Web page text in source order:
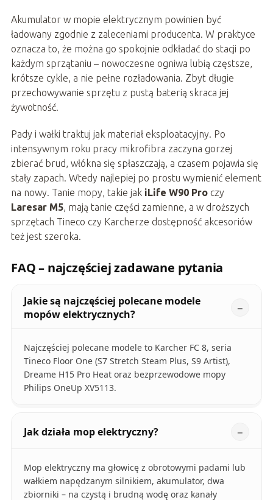
Akumulator w mopie elektrycznym powinien być
ładowany zgodnie z zaleceniami producenta. W praktyce
oznacza to, że można go spokojnie odkładać do stacji po
każdym sprzątaniu – nowoczesne ogniwa lubią częstsze,
krótsze cykle, a nie pełne rozładowania. Zbyt długie
przechowywanie sprzętu z pustą baterią skraca jej
żywotność.
Pady i wałki traktuj jak materiał eksploatacyjny. Po
intensywnym roku pracy mikrofibra zaczyna gorzej
zbierać brud, włókna się spłaszczają, a czasem pojawia się
stały zapach. Wtedy najlepiej po prostu wymienić element
na nowy. Tanie mopy, takie jak iLife W90 Proczy
Laresar M5, mają tanie części zamienne, a w droższych
sprzętach Tineco czy Karcherze dostępność akcesoriów
też jest szeroka.
FAQ – najczęściej zadawane pytania
Jakie są najczęściej polecane modele
mopów elektrycznych?
Najczęściej polecane modele to Karcher FC 8, seria
Tineco Floor One (S7 Stretch Steam Plus, S9 Artist),
Dreame H15 Pro Heat oraz bezprzewodowe mopy
Philips OneUp XV5113.
Jak działa mop elektryczny?
Mop elektryczny ma głowicę z obrotowymi padami lub
wałkiem napędzanym silnikiem, akumulator, dwa
zbiorniki – na czystą i brudną wodę oraz kanały